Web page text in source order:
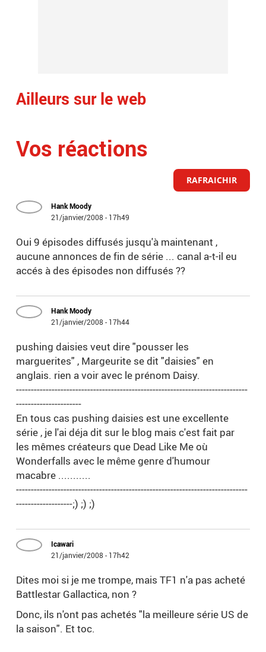
Ailleurs sur le web
Vos réactions
RAFRAICHIR
Hank Moody
21/janvier/2008 - 17h49
Oui 9 épisodes diffusés jusqu'à maintenant ,
aucune annonces de fin de série ... canal a-t-il eu
accés à des épisodes non diffusés ??
Hank Moody
21/janvier/2008 - 17h44
pushing daisies veut dire "pousser les
marguerites" , Margeurite se dit "daisies" en
anglais. rien a voir avec le prénom Daisy.
------------------------------------------------------------------------------
----------------------
En tous cas pushing daisies est une excellente
série , je l'ai déja dit sur le blog mais c'est fait par
les mêmes créateurs que Dead Like Me où
Wonderfalls avec le même genre d'humour
macabre ...........
------------------------------------------------------------------------------
-------------------;) ;) ;)
Icawari
21/janvier/2008 - 17h42
Dites moi si je me trompe, mais TF1 n'a pas acheté
Battlestar Gallactica, non ?
Donc, ils n'ont pas achetés "la meilleure série US de
la saison". Et toc.